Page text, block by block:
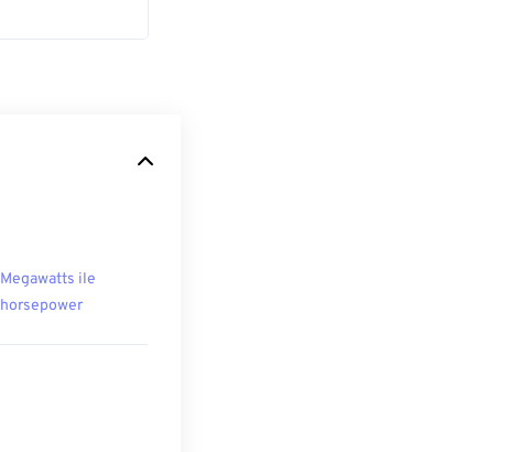
Megawatts ile
horsepower